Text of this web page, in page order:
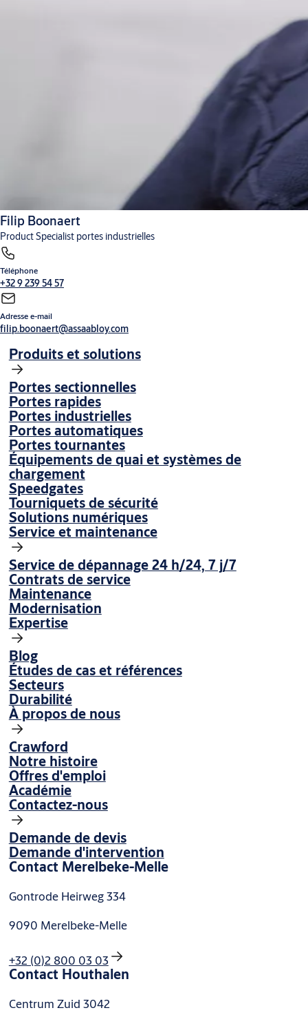
Filip Boonaert
Product Specialist portes industrielles
Téléphone
+32 9 239 54 57
Adresse e-mail
filip.boonaert@assaabloy.com
Produits et solutions
Portes sectionnelles
Portes rapides
Portes industrielles
Portes automatiques
Portes tournantes
Équipements de quai et systèmes de
chargement
Speedgates
Tourniquets de sécurité
Solutions numériques
Service et maintenance
Service de dépannage 24 h/24, 7 j/7
Contrats de service
Maintenance
Modernisation
Expertise
Blog
Études de cas et références
Secteurs
Durabilité
À propos de nous
Crawford
Notre histoire
Offres d'emploi
Académie
Contactez-nous
Demande de devis
Demande d'intervention
Contact Merelbeke-Melle
Gontrode Heirweg 334
9090 Merelbeke-Melle
+32 (0)2 800 03 03
Contact Houthalen
Centrum Zuid 3042